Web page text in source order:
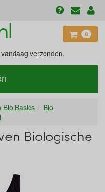
0
verzonden.
Bio Basics
Bio
Biologische